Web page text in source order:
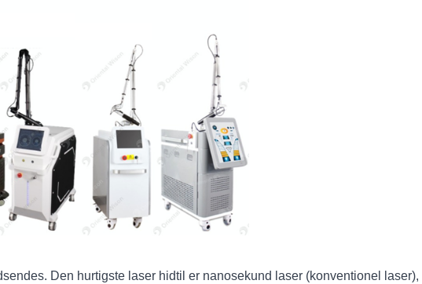
Den hurtigste laser hidtil er nanosekund laser (konventionel